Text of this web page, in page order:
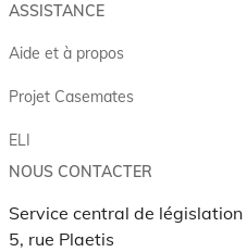
ASSISTANCE
Aide et à propos
Projet Casemates
ELI
NOUS CONTACTER
Service central de législation
5, rue Plaetis